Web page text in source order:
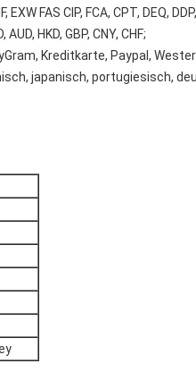
FAS CIP, FCA, CPT, DEQ,
HKD, GBP, CNY, CHF;
Kreditkarte, Paypal,
japanisch, portugiesisch,